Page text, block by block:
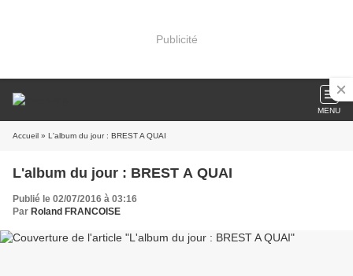
Publicité
MENU
Accueil » L'album du jour : BREST A QUAI
L'album du jour : BREST A QUAI
Publié le 02/07/2016 à 03:16
Par Roland FRANCOISE